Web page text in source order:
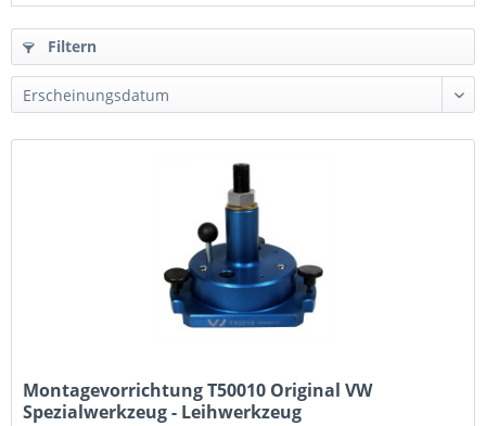
Filtern
Montagevorrichtung T50010 Original VW
Spezialwerkzeug - Leihwerkzeug